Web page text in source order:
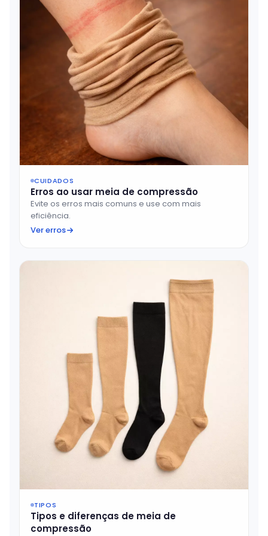
CUIDADOS
Erros ao usar meia de compressão
Evite os erros mais comuns e use com mais
eficiência.
Ver erros
TIPOS
Tipos e diferenças de meia de
compressão